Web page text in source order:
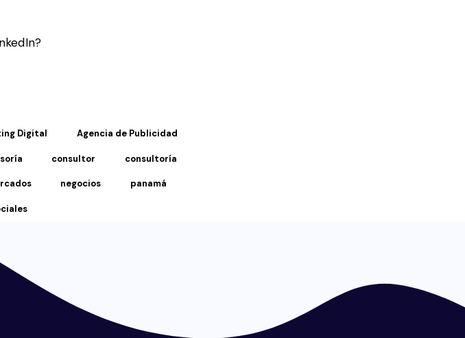
Digital Agencia de Publicidad
consultor consultoría
negocios panamá